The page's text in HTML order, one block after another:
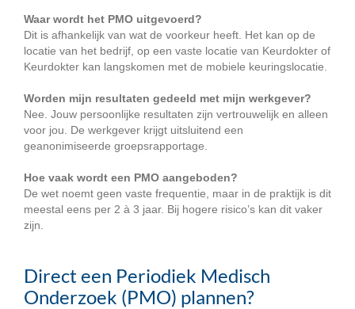
Waar wordt het PMO uitgevoerd?
Dit is afhankelijk van wat de voorkeur heeft. Het kan op de
locatie van het bedrijf, op een vaste locatie van Keurdokter of
Keurdokter kan langskomen met de mobiele keuringslocatie.
Worden mijn resultaten gedeeld met mijn werkgever?
Nee. Jouw persoonlijke resultaten zijn vertrouwelijk en alleen
voor jou. De werkgever krijgt uitsluitend een
geanonimiseerde groepsrapportage.
Hoe vaak wordt een PMO aangeboden?
De wet noemt geen vaste frequentie, maar in de praktijk is dit
meestal eens per 2 à 3 jaar. Bij hogere risico’s kan dit vaker
zijn.
Direct een Periodiek Medisch
Onderzoek (PMO) plannen?